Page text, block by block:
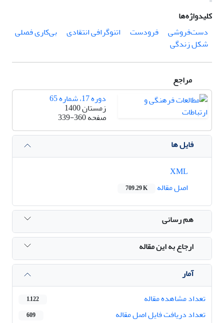
کلیدواژه‌ها
دست‌فروشی
فرودست اتنوگرافی انتقادی
بی‌کاری فصلی
شکل زندگی
مراجع
دوره 17، شماره 65
زمستان 1400
صفحه339-360
فایل ها
اصل مقاله
709.29 K
هم رسانی
ارجاع به این مقاله
آمار
تعداد مشاهده مقاله
1,122
تعداد دریافت فایل اصل مقاله 609